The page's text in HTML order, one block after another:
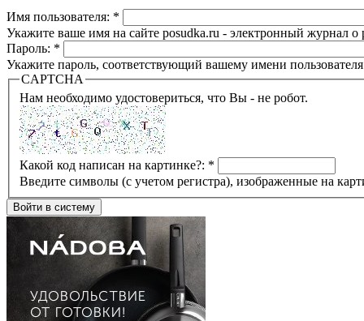
Имя пользователя: *
Укажите ваше имя на сайте posudka.ru - электронный журнал
Пароль: *
Укажите пароль, соответствующий вашему имени
CAPTCHA
Нам необходимо удостовериться, что Вы - не робот.
Какой код написан на картинке?: *
Введите символы (с учетом регистра), изображенные на